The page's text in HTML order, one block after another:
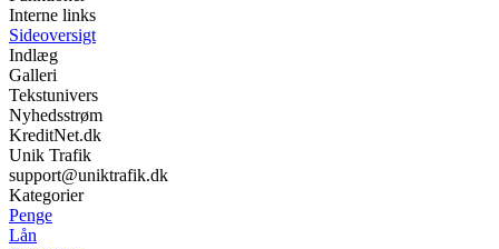
Interne links
Sideoversigt
Indlæg
Galleri
Tekstunivers
Nyhedsstrøm
KreditNet.dk
Unik Trafik
support@uniktrafik.dk
Kategorier
Penge
Lån